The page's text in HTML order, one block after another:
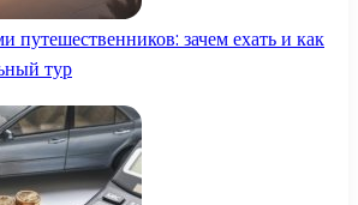
путешественников: зачем ехать и как
тур